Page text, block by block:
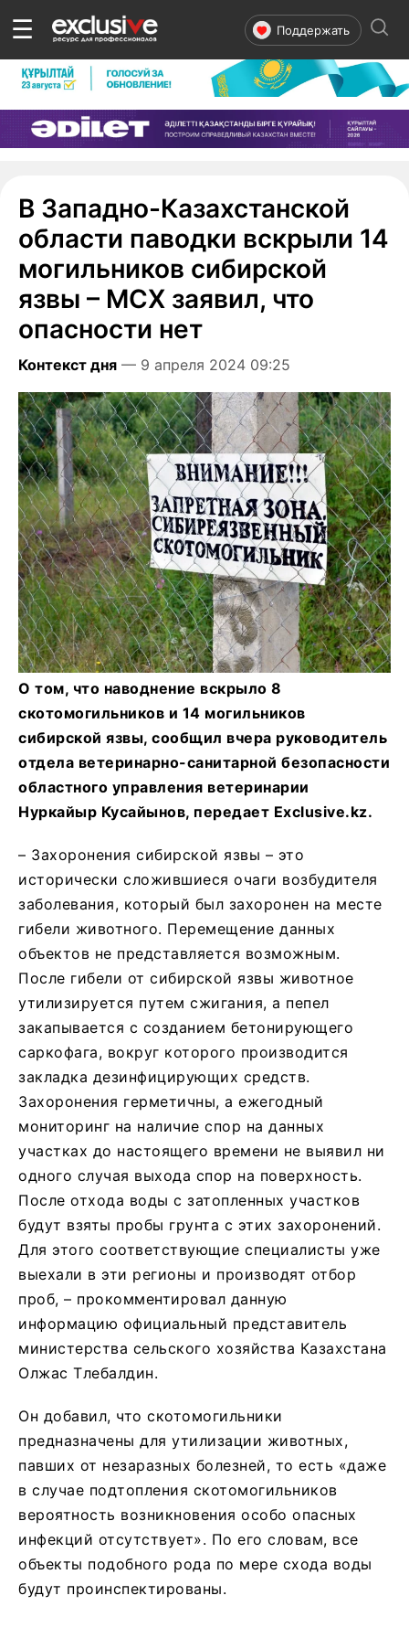
☰ Поддержать
В Западно-Казахстанской
области паводки вскрыли 14
могильников сибирской
язвы – МСХ заявил, что
опасности нет
Контекст дня — 9 апреля 2024 09:25
О том, что наводнение вскрыло 8
скотомогильников и 14 могильников
сибирской язвы, сообщил вчера руководитель
отдела ветеринарно-санитарной безопасности
областного управления ветеринарии
Нуркайыр Кусайынов, передает Exclusive.kz.
– Захоронения сибирской язвы – это
исторически сложившиеся очаги возбудителя
заболевания, который был захоронен на месте
гибели животного. Перемещение данных
объектов не представляется возможным.
После гибели от сибирской язвы животное
утилизируется путем сжигания, а пепел
закапывается с созданием бетонирующего
саркофага, вокруг которого производится
закладка дезинфицирующих средств.
Захоронения герметичны, а ежегодный
мониторинг на наличие спор на данных
участках до настоящего времени не выявил ни
одного случая выхода спор на поверхность.
После отхода воды с затопленных участков
будут взяты пробы грунта с этих захоронений.
Для этого соответствующие специалисты уже
выехали в эти регионы и производят отбор
проб, – прокомментировал данную
информацию официальный представитель
министерства сельского хозяйства Казахстана
Олжас Тлебалдин.
Он добавил, что скотомогильники
предназначены для утилизации животных,
павших от незаразных болезней, то есть «даже
в случае подтопления скотомогильников
вероятность возникновения особо опасных
инфекций отсутствует». По его словам, все
объекты подобного рода по мере схода воды
будут проинспектированы.